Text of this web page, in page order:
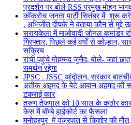
प्रदर्शन पर बोले RSS प्रमुख मोहन
कॉकरोच जनता पार्टी सितंबर में शुरू
, अभिजीत दीपके ने बताया कौन से मुद्दे
सरायकेला में माओवादी जोनल कमांडर
गिरफ्तार, पिछले कई वर्षों से कोल्हान,
सक्रिय
रांची पहुंचे मोहम्मद जुनैद, बोले- जहां
समर्थन रहेगा
JPSC . JSSC आंदोलन, सरकार
अतीक अहमद के बेटे आबान अहमद की
टकराई कार
तरुण तेजपाल को 10 साल के कठोर
केस में बॉम्बे हाईकोर्ट का फैसला
मनोहरपुर में वज्रपात से किशोर की